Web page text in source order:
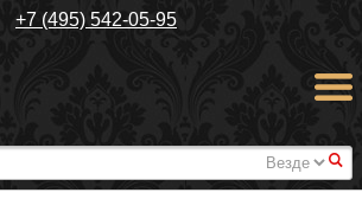
+7 (495) 542-05-95
#